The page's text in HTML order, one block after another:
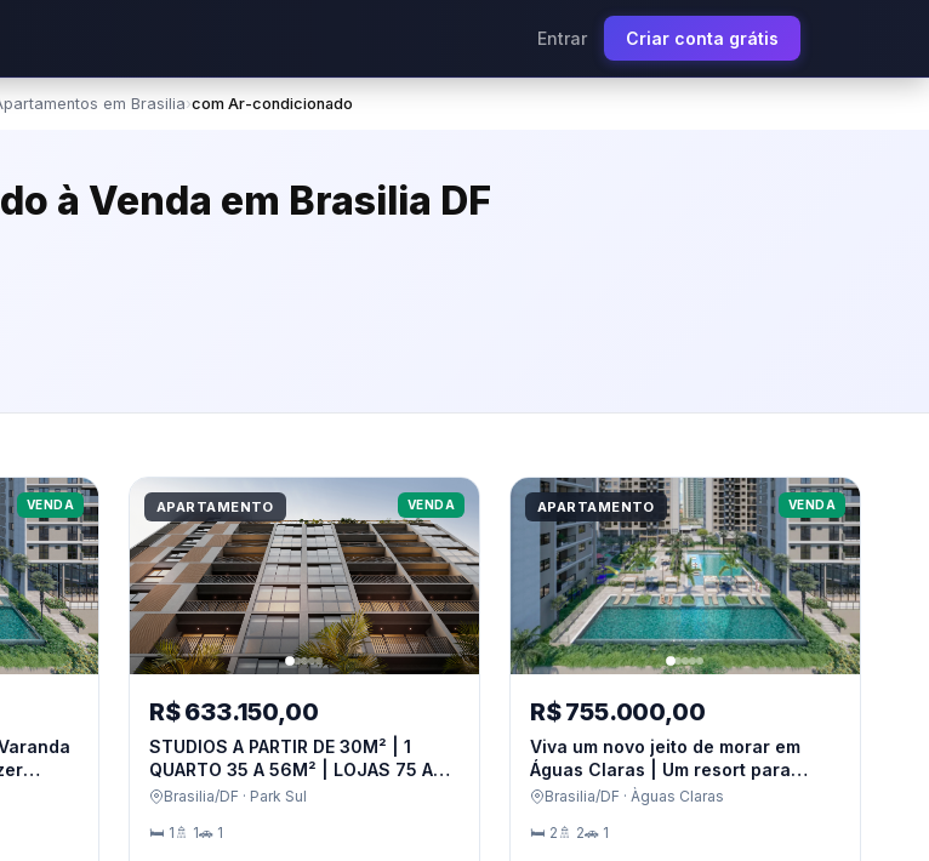
Entrar Criar conta grátis
em Brasilia›com Ar-condicionado
à Venda em Brasilia DF
VENDA APARTAMENTO VENDA
R$ 633.150,00
STUDIOS A PARTIR DE 30M² | 1
QUARTO 35 A 56M² | LOJAS 75 A
568M² IDEAL PARA SHORT E LONG
INVESTIR
Brasilia/DF · Park Sul
🛏 1 🚿 1🚗 1
APARTAMENTO VENDA
R$ 755.000,00
Viva um novo jeito de morar em
Águas Claras | Um resort para
chamar de lar 2, 3 e 4 quartos e
Brasilia/DF · Àguas Claras
🛏 2 🚿 2🚗 1